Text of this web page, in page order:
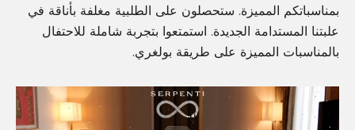
بمناسباتكم المميزة. ستحصلون على الطلبية مغلفة بأناقة في
علبتنا المستدامة الجديدة. استمتعوا بتجربة شاملة للاحتفال
بالمناسبات المميزة على طريقة بولغري.